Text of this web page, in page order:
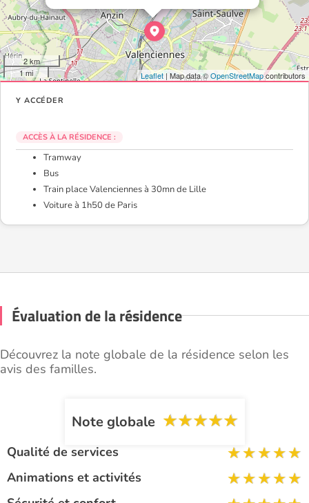
2 km
1 mi
Leaflet | Map data ©OpenStreetMapcontributors
Y ACCÉDER
ACCÈS À LA RÉSIDENCE :
Tramway
Bus
Train place Valenciennes à 30mn de Lille
Voiture à 1h50 de Paris
Évaluation de la résidence
Découvrez la note globale de la résidence selon les
avis des familles.
Note globale
Qualité de services
Animations et activités